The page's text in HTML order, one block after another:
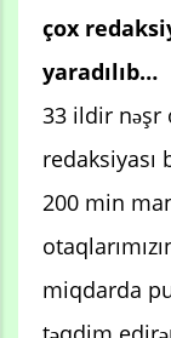
çox
yaradılıb…
33 ildir nəşr
redaksiyası
200 min
miqdarda